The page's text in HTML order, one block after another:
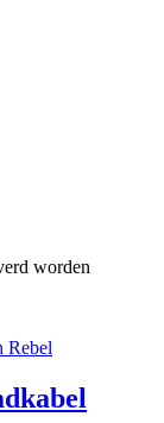
worden
Rebel